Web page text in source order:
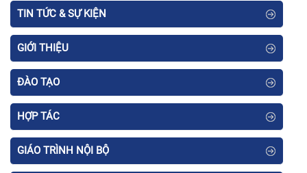
TIN TỨC & SỰ KIỆN
GIỚI THIỆU
ĐÀO TẠO
HỢP TÁC
GIÁO TRÌNH NỘI BỘ